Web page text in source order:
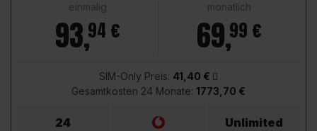
einmalig
93,94 €
monatlich
69,99 €
SIM-Only Preis: 41,40 €
Gesamtkosten 24 Monate: 1773,70 €
24 Unlimited